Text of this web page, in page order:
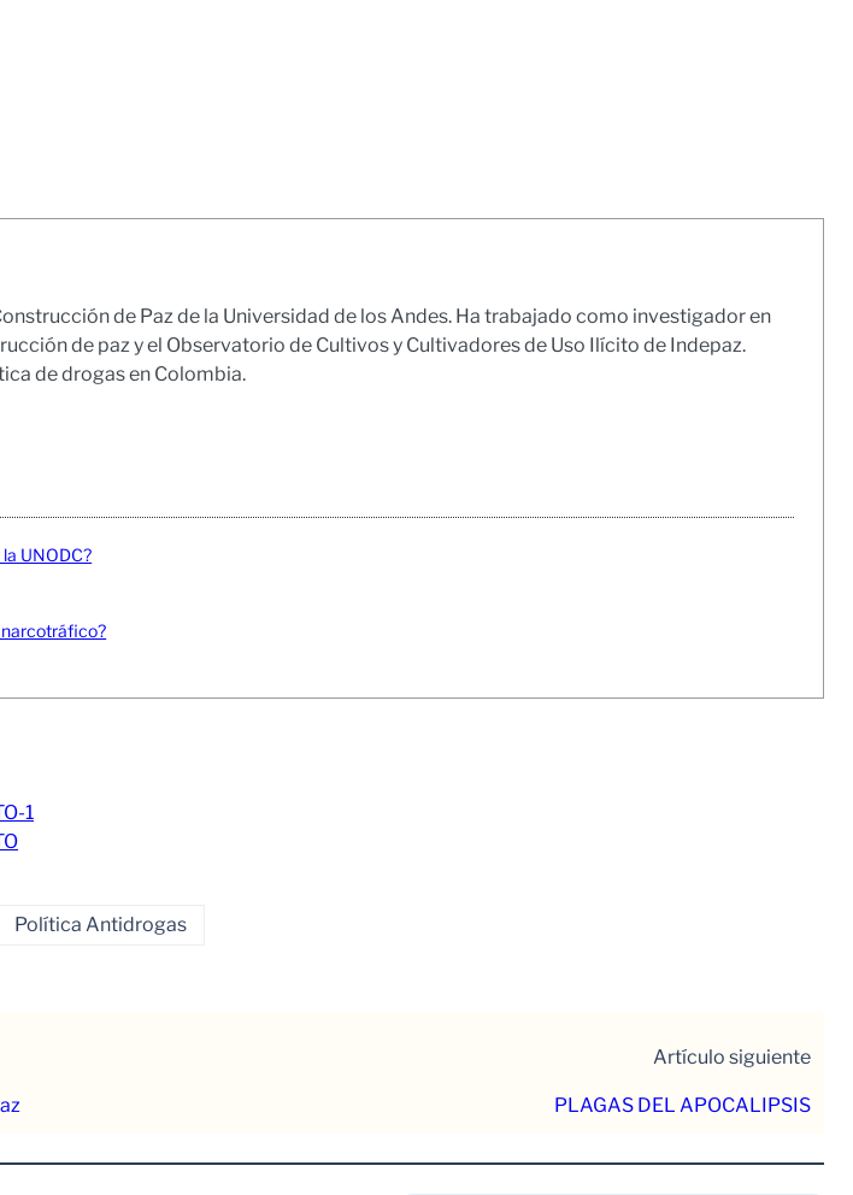
de Paz de la Universidad de los Andes. Ha trabajado como investigador en
de paz y el Observatorio de Cultivos y Cultivadores de Uso Ilícito de Indepaz.
de drogas en Colombia.
UNODC?
narcotráfico?
1
Política Antidrogas
Artículo siguiente
PLAGAS DEL APOCALIPSIS